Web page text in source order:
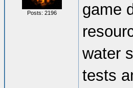
Posts: 2196
game
water
tests